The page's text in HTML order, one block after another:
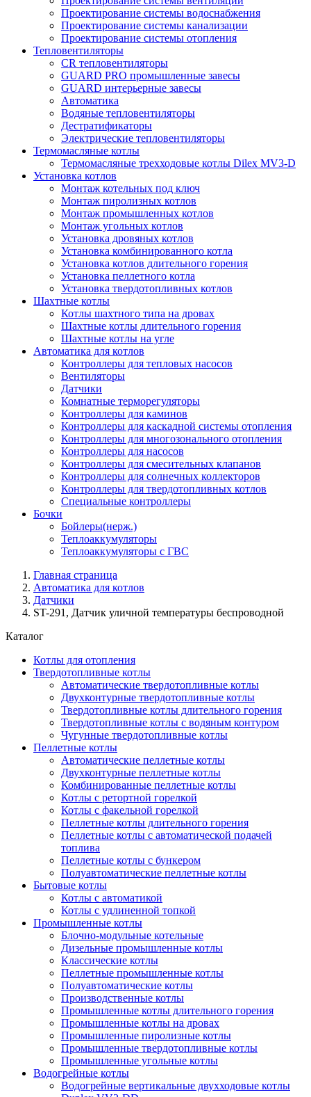
Проектирование системы водоснабжения
Проектирование системы канализации
Проектирование системы отопления
Тепловентиляторы
CR тепловентиляторы
GUARD PRO промышленные завесы
GUARD интерьерные завесы
Автоматика
Водяные тепловентиляторы
Дестратификаторы
Электрические тепловентиляторы
Термомасляные котлы
Термомасляные трехходовые котлы Dilex MV3-D
Установка котлов
Монтаж котельных под ключ
Монтаж пиролизных котлов
Монтаж промышленных котлов
Монтаж угольных котлов
Установка дровяных котлов
Установка комбинированного котла
Установка котлов длительного горения
Установка пеллетного котла
Установка твердотопливных котлов
Шахтные котлы
Котлы шахтного типа на дровах
Шахтные котлы длительного горения
Шахтные котлы на угле
Автоматика для котлов
Контроллеры для тепловых насосов
Вентиляторы
Датчики
Комнатные терморегуляторы
Контроллеры для каминов
Контроллеры для каскадной системы отопления
Контроллеры для многозонального отопления
Контроллеры для насосов
Контроллеры для смесительных клапанов
Контроллеры для солнечных коллекторов
Контроллеры для твердотопливных котлов
Специальные контроллеры
Бочки
Бойлеры(нерж.)
Теплоаккумуляторы
Теплоаккумуляторы с ГВС
Главная страница
Автоматика для котлов
Датчики
ST-291, Датчик уличной температуры беспроводной
Каталог
Котлы для отопления
Твердотопливные котлы
Автоматические твердотопливные котлы
Двухконтурные твердотопливные котлы
Твердотопливные котлы длительного горения
Твердотопливные котлы с водяным контуром
Чугунные твердотопливные котлы
Пеллетные котлы
Автоматические пеллетные котлы
Двухконтурные пеллетные котлы
Комбинированные пеллетные котлы
Котлы с ретортной горелкой
Котлы с факельной горелкой
Пеллетные котлы длительного горения
Пеллетные котлы с автоматической подачей
топлива
Пеллетные котлы с бункером
Полуавтоматические пеллетные котлы
Бытовые котлы
Котлы с автоматикой
Котлы с удлиненной топкой
Промышленные котлы
Блочно-модульные котельные
Дизельные промышленные котлы
Классические котлы
Пеллетные промышленные котлы
Полуавтоматические котлы
Производственные котлы
Промышленные котлы длительного горения
Промышленные котлы на дровах
Промышленные пиролизные котлы
Промышленные твердотопливные котлы
Промышленные угольные котлы
Водогрейные котлы
Водогрейные вертикальные двухходовые котлы